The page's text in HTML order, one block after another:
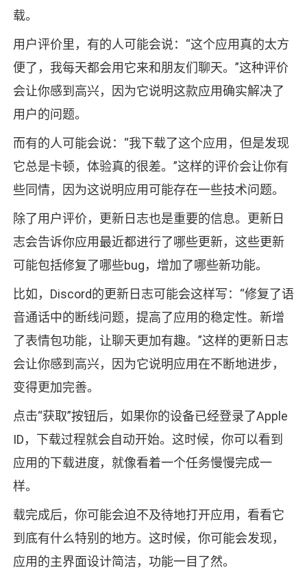
载。
用户评价里，有的人可能会说：“这个应用真的太方
便了，我每天都会用它来和朋友们聊天。”这种评价
会让你感到高兴，因为它说明这款应用确实解决了
用户的问题。
而有的人可能会说：“我下载了这个应用，但是发现
它总是卡顿，体验真的很差。”这样的评价会让你有
些同情，因为这说明应用可能存在一些技术问题。
除了用户评价，更新日志也是重要的信息。更新日
志会告诉你应用最近都进行了哪些更新，这些更新
可能包括修复了哪些bug，增加了哪些新功能。
比如，Discord的更新日志可能会这样写：“修复了语
音通话中的断线问题，提高了应用的稳定性。新增
了表情包功能，让聊天更加有趣。”这样的更新日志
会让你感到高兴，因为它说明应用在不断地进步，
变得更加完善。
点击“获取”按钮后，如果你的设备已经登录了Apple
ID，下载过程就会自动开始。这时候，你可以看到
应用的下载进度，就像看着一个任务慢慢完成一
样。
载完成后，你可能会迫不及待地打开应用，看看它
到底有什么特别的地方。这时候，你可能会发现，
应用的主界面设计简洁，功能一目了然。